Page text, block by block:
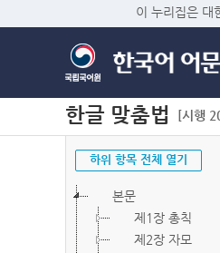
이 누리집은 대
한글 맞춤법 [시행
하위 항목 전체 열기
본문
제1장 총칙
제2장 자모